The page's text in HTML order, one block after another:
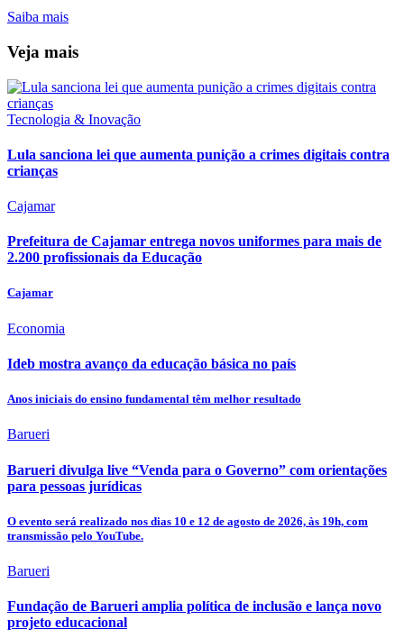
Saiba mais
Veja mais
Tecnologia & Inovação
Lula sanciona lei que aumenta punição a crimes digitais contra
crianças
Cajamar
Prefeitura de Cajamar entrega novos uniformes para mais de
2.200 profissionais da Educação
Cajamar
Economia
Ideb mostra avanço da educação básica no país
Anos iniciais do ensino fundamental têm melhor resultado
Barueri
Barueri divulga live “Venda para o Governo” com orientações
para pessoas jurídicas
O evento será realizado nos dias 10 e 12 de agosto de 2026, às 19h, com
transmissão pelo YouTube.
Barueri
Fundação de Barueri amplia política de inclusão e lança novo
projeto educacional